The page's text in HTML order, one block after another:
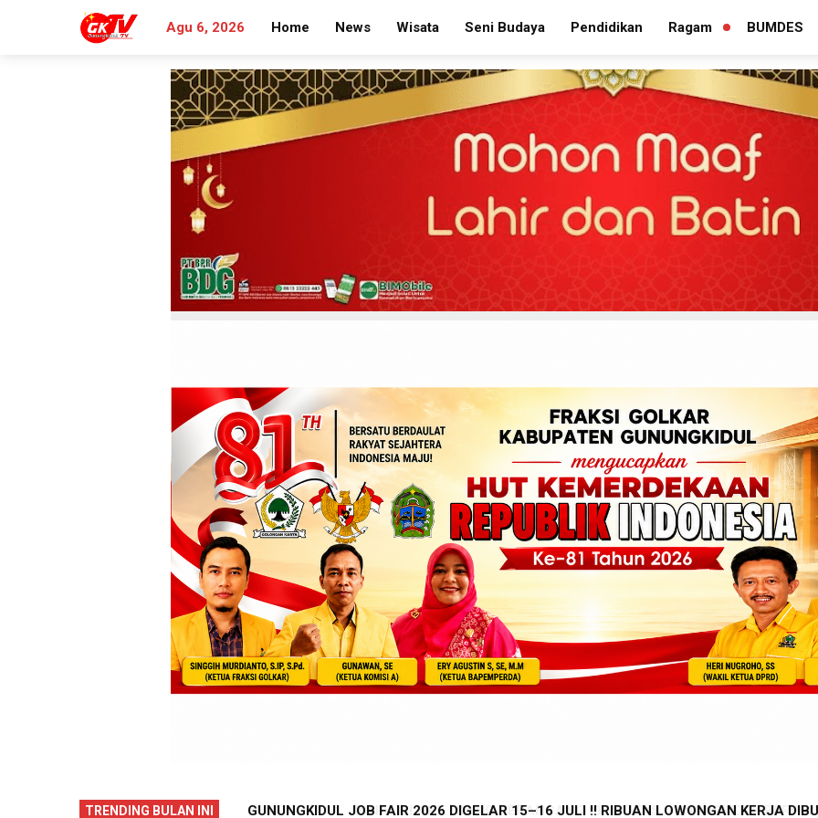
Agu 6, 2026 Home News Wisata Seni Budaya Pendidikan Ragam
PERLUAS
BUMDES
TRENDING BULAN INI
SELAMAT JALAN, TJIPTA
GUNUNGKIDUL JOB FAIR 2026 DIGELAR 15–16 JULI !! RIBUAN LOWONGAN KERJA